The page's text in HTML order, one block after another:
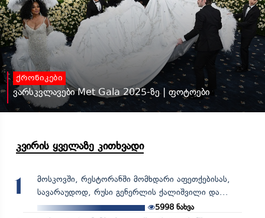
ქრონიკები
ვარსკვლავები Met Gala 2025-ზე | ფოტოები
კვირის ყველაზე კითხვადი
1
მოსკოვში, რესტორანში მომხდარი აფეთქებისას,
სავარაუდოდ, რუსი გენერლის ქალიშვილი და...
5998 ნახვა